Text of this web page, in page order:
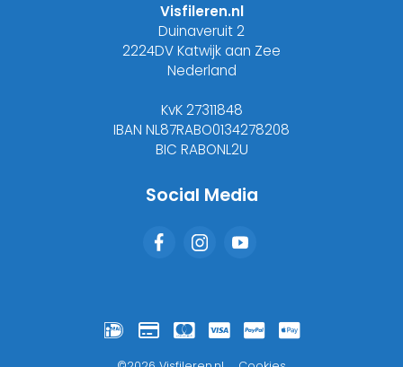
Visfileren.nl
Duinaveruit 2
2224DV Katwijk aan Zee
Nederland
KvK 27311848
IBAN NL87RABO0134278208
BIC RABONL2U
Social Media